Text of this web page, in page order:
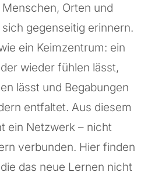
Orten und
gegenseitig erinnern.
ein Keimzentrum: ein
wieder fühlen lässt,
lässt und Begabungen
entfaltet. Aus diesem
ein Netzwerk – nicht
verbunden. Hier finden
das neue Lernen nicht